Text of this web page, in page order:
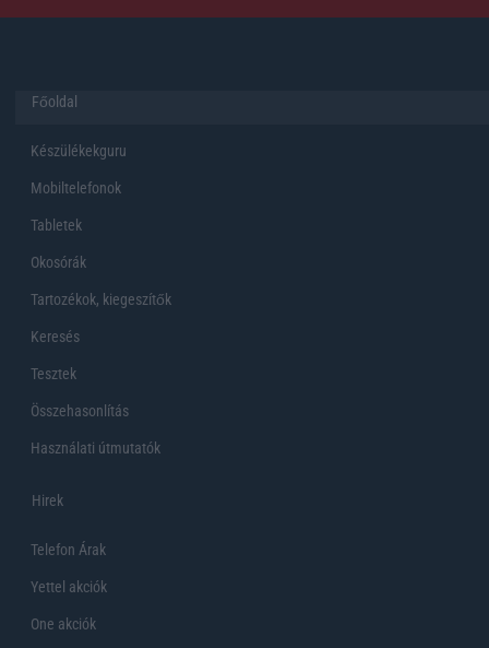
Főoldal
Készülékekguru
Mobiltelefonok
Tabletek
Okosórák
Tartozékok, kiegeszítők
Keresés
Tesztek
Összehasonlítás
Használati útmutatók
Hirek
Telefon Árak
Yettel akciók
One akciók